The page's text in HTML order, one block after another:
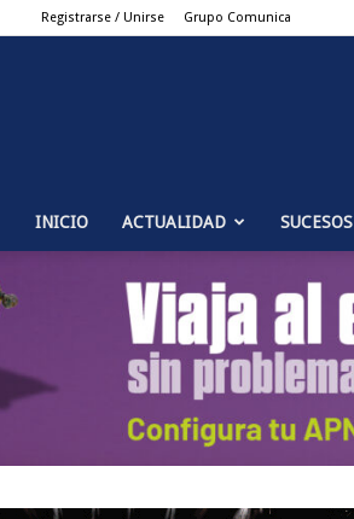
Registrarse / Unirse Grupo Comunica
INICIO ACTUALIDAD SUCESOS